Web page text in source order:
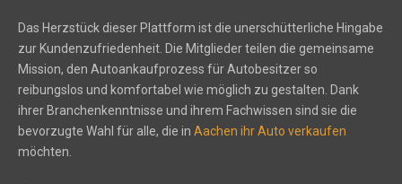
Das Herzstück dieser Plattform ist die unerschütterliche Hingabe
zur Kundenzufriedenheit. Die Mitglieder teilen die gemeinsame
Mission, den Autoankaufprozess für Autobesitzer so
reibungslos und komfortabel wie möglich zu gestalten. Dank
ihrer Branchenkenntnisse und ihrem Fachwissen sind sie die
bevorzugte Wahl für alle, die in Aachen ihr Auto verkaufen
möchten.